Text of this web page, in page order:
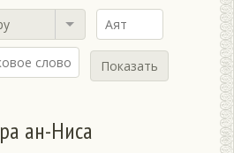
Показать
ан-Ниса